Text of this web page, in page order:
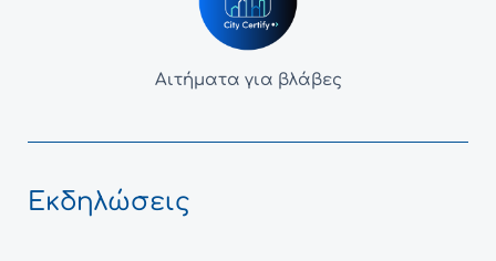
Αιτήματα για βλάβες
Εκδηλώσεις